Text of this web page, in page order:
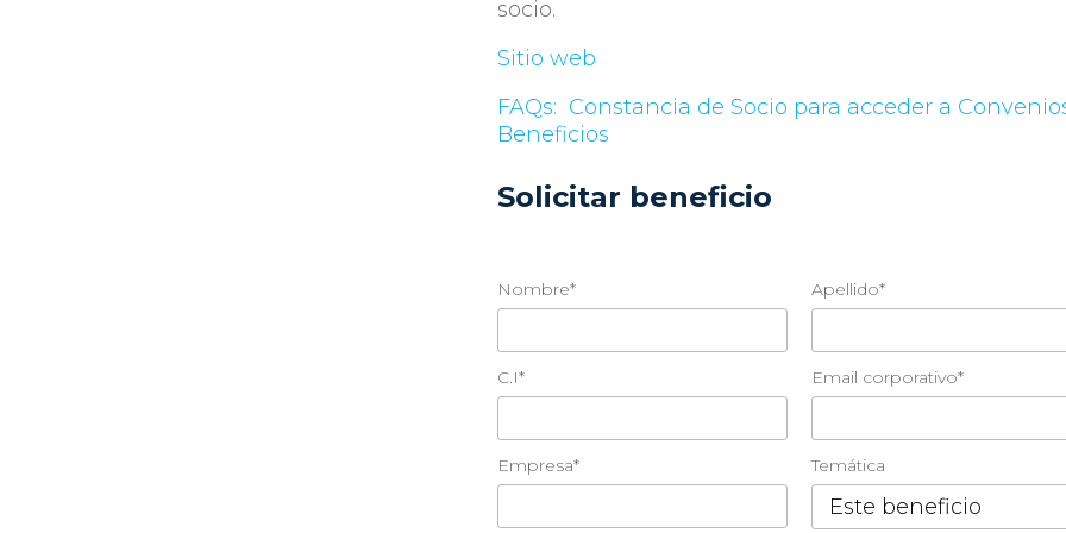
socio.
Sitio web
FAQs: Constancia de Socio para acceder a
Beneficios
Solicitar beneficio
Nombre* Apellido*
C.I* Email corporativo*
Empresa* Temática